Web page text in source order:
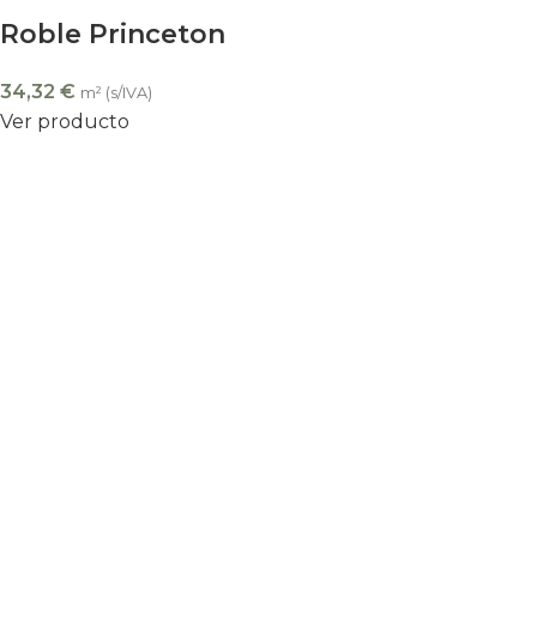
Roble Princeton
34,32 € m² (s/IVA)
Ver producto